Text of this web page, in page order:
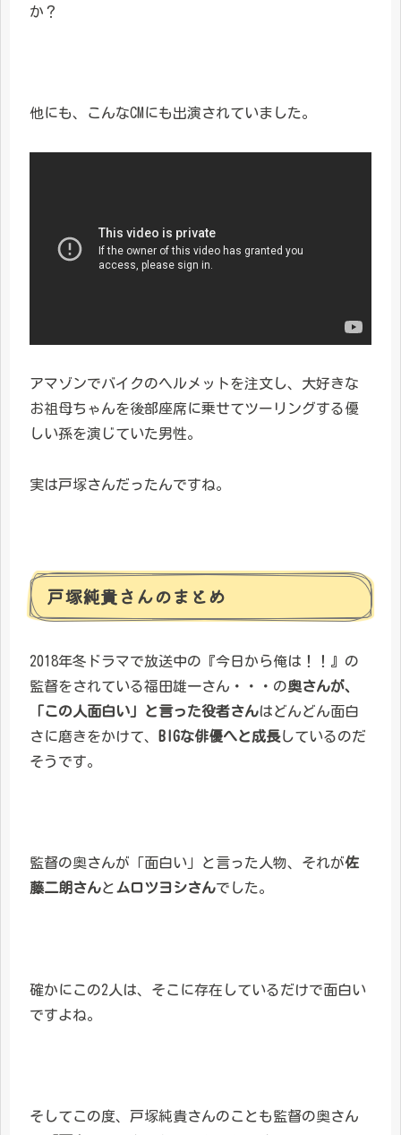
か？
他にも、こんなCMにも出演されていました。
アマゾンでバイクのヘルメットを注文し、大好きな
お祖母ちゃんを後部座席に乗せてツーリングする優
しい孫を演じていた男性。
実は戸塚さんだったんですね。
戸塚純貴さんのまとめ
2018年冬ドラマで放送中の『今日から俺は！！』の
監督をされている福田雄一さん・・・の奥さんが、
「この人面白い」と言った役者さんはどんどん面白
さに磨きをかけて、
BIGな俳優へと成長しているのだ
そうです。
監督の奥さんが「面白い」と言った人物、それが佐
藤二朗さんと ムロツヨシさんでした。
確かにこの2人は、そこに存在しているだけで面白い
ですよね。
そしてこの度、戸塚純貴さんのことも監督の奥さん